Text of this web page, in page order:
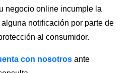
negocio online incumple la
notificación por parte de
al consumidor.
con nosotrosante